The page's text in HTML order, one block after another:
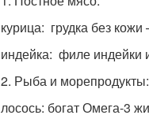
курица: грудка без
индейка: филе индейки
2. Рыба и морепродукты:
лосось: богат Омега-3